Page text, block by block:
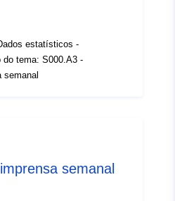
estatísticos -
do tema: S000.A3 -
semanal
semanal